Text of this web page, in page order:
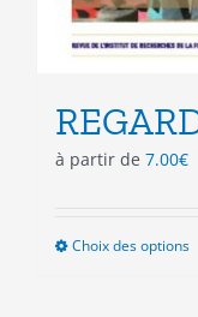
à partir de 7.00€
Choix des optionsCe